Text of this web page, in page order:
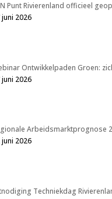
Punt Rivierenland officieel
juni 2026
Ontwikkelpaden Groen:
juni 2026
Arbeidsmarktprognose
juni 2026
Techniekdag